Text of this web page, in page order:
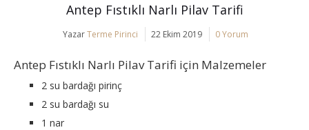
Antep Fıstıklı Narlı Pilav Tarifi
YazarTerme Pirinci 22 Ekim 2019 0 Yorum
Antep Fıstıklı Narlı Pilav Tarifi için Malzemeler
2 su bardağı pirinç
2 su bardağı su
1 nar